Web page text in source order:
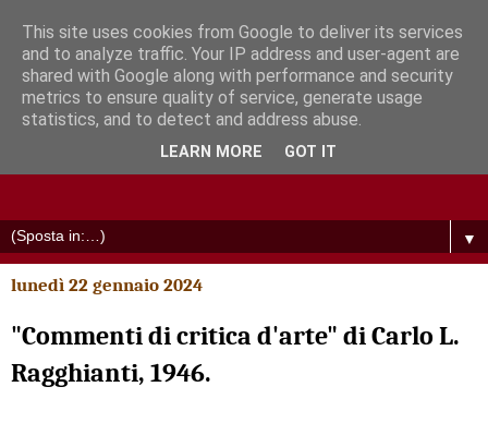
▼
lunedì 22 gennaio 2024
"Commenti di critica d'arte" di Carlo L.
Ragghianti, 1946.
This site uses cookies from Google to deliver its services
and to analyze traffic. Your IP address and user-agent are
shared with Google along with performance and security
metrics to ensure quality of service, generate usage
statistics, and to detect and address abuse.
LEARN MORE GOT IT